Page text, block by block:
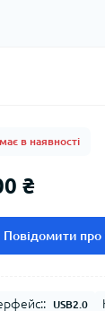
в наявності
₴
Повідомити про
USB2.0